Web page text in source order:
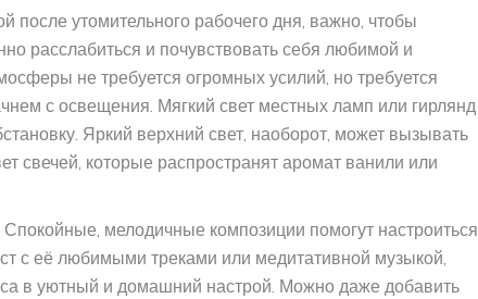
после утомительного рабочего дня, важно, чтобы
расслабиться и почувствовать себя любимой и
не требуется огромных усилий, но требуется
с освещения. Мягкий свет местных ламп или гирлянд
Яркий верхний свет, наоборот, может вызывать
свечей, которые распространят аромат ванили или
мелодичные композиции помогут настроиться
с её любимыми треками или медитативной музыкой,
в уютный и домашний настрой. Можно даже добавить